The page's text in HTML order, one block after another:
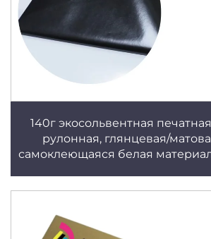
140г экосольвентная
рулонная, глянцевая/
самоклеющаяся белая